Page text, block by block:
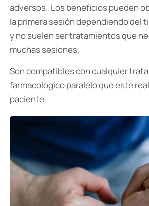
adversos. Los beneficios pueden
la primera sesión dependiendo del
y no suelen ser tratamientos que
muchas sesiones.
Son compatibles con cualquier
farmacológico paralelo que esté
paciente.